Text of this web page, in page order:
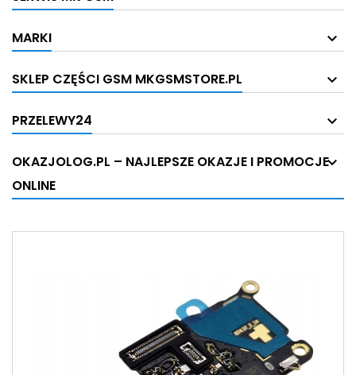
MARKI
SKLEP CZĘŚCI GSM MKGSMSTORE.PL
PRZELEWY24
OKAZJOLOG.PL – NAJLEPSZE OKAZJE I PROMOCJE
ONLINE